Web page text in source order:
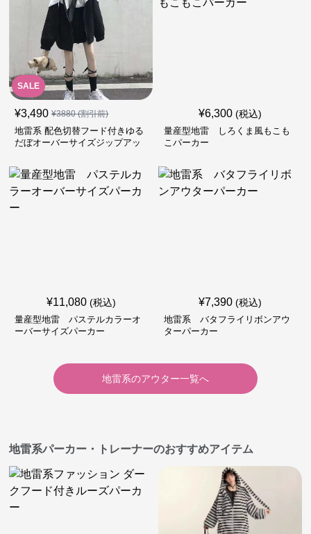
SALE
¥3,490 ¥3880(割引前)
地雷系 配色切替フード付きゆる
だぼオーバーサイズジップアッ
¥6,300 (税込)
量産型地雷 しろくま風もこも
こパーカー
¥11,080 (税込)
量産型地雷 パステルカラーオ
ーバーサイズパーカー
¥7,390 (税込)
地雷系 バタフライリボンアウ
ターパーカー
地雷系のアウター一覧へ
地雷系パーカー・トレーナーのおすすめアイテム